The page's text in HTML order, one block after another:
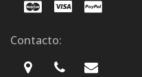
Contacto: